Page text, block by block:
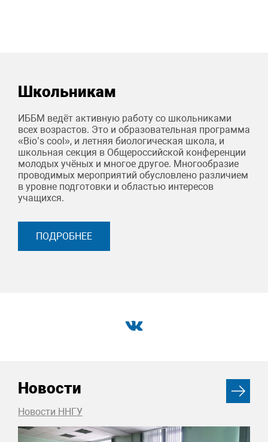
Школьникам
ИББМ ведёт активную работу со школьниками
всех возрастов. Это и образовательная программа
«Bio’s cool», и летняя биологическая школа, и
школьная секция в Общероссийской конференции
молодых учёных и многое другое. Многообразие
проводимых мероприятий обусловлено различием
в уровне подготовки и областью интересов
учащихся.
ПОДРОБНЕЕ
Новости
Новости ННГУ